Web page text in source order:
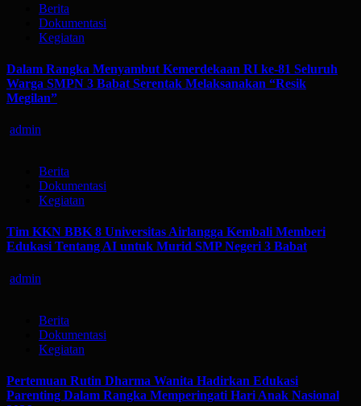
Berita
Dokumentasi
Kegiatan
Dalam Rangka Menyambut Kemerdekaan RI ke-81 Seluruh
Warga SMPN 3 Babat Serentak Melaksanakan “Resik
Megilan”
admin
Berita
Dokumentasi
Kegiatan
Tim KKN BBK 8 Universitas Airlangga Kembali Memberi
Edukasi Tentang AI untuk Murid SMP Negeri 3 Babat
admin
Berita
Dokumentasi
Kegiatan
Pertemuan Rutin Dharma Wanita Hadirkan Edukasi
Parenting Dalam Rangka Memperingati Hari Anak Nasional